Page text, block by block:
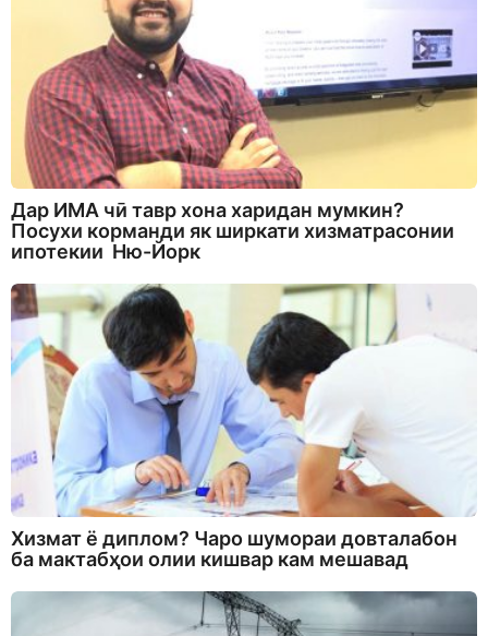
Дар ИМА чӣ тавр хона харидан мумкин?
Посухи корманди як ширкати хизматрасонии
ипотекии Ню-Йорк
Хизмат ё диплом? Чаро шумораи довталабон
ба мактабҳои олии кишвар кам мешавад